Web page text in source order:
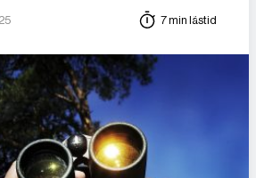
7 min lästid